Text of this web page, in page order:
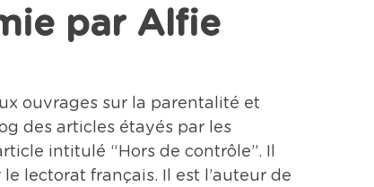
par Alfie
ouvrages sur la parentalité et
des articles étayés par les
intitulé “Hors de contrôle”. Il
lectorat français. Il est l’auteur de